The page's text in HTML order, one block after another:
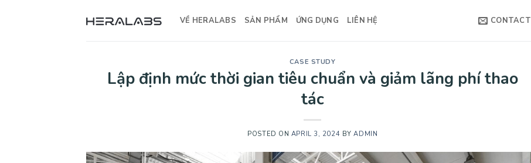
VỀ HERALABS SẢN PHẨM ỨNG DỤNG LIÊN HỆ CONTACT
CASE STUDY
Lập định mức thời gian tiêu chuẩn và giảm lãng phí thao
tác
POSTED ON APRIL 3, 2024 BYADMIN